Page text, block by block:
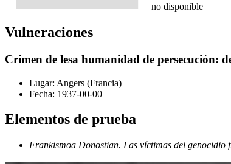
no disponible
Vulneraciones
Crimen de lesa humanidad de persecución:
Lugar: Angers (Francia)
Fecha: 1937-00-00
Elementos de prueba
Frankismoa Donostian. Las víctimas del genocidio